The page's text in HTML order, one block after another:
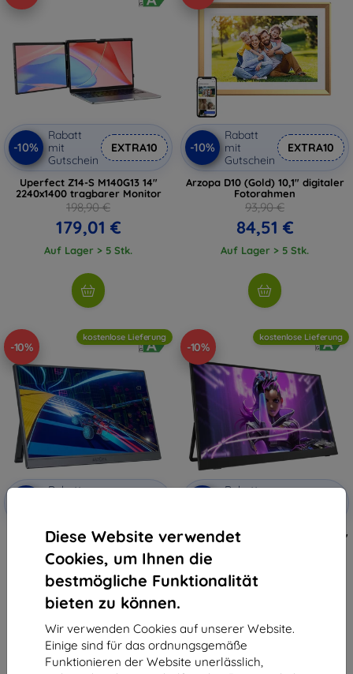
Diese Website verwendet
Cookies, um Ihnen die
bestmögliche Funktionalität
bieten zu können.
Wir verwenden Cookies auf unserer Website.
Einige sind für das ordnungsgemäße
Funktionieren der Website unerlässlich,
-10%
Rabatt
mit
Gutschein
EXTRA10
Uperfect Z14-S M140G13 14"
2240x1400 tragbarer Monitor
198,90 €
179,01 €
Auf Lager > 5 Stk.
-10%
Rabatt
mit
Gutschein
EXTRA10
Arzopa D10 (Gold) 10,1" digitaler
Fotorahmen
93,90 €
84,51 €
Auf Lager > 5 Stk.
-10%
kostenlose Lieferung
Rabatt
Arzopa Z1FC silbergrau 16,1"
143,89 €
129,51 €
Auf Lager > 5 Stk.
-10%
kostenlose Lieferung
Rabatt
Uperfect UGame J5 M173J15 17,3"
323,89 €
291,50 €